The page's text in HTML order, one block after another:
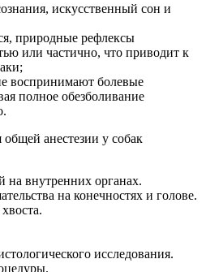
искусственный сон и
природные рефлексы
или частично, что приводит к
воспринимают болевые
полное обезболивание
анестезии у собак
на внутренних органах.
на конечностях и голове.
исследования.